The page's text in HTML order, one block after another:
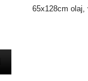
65x128cm olaj,